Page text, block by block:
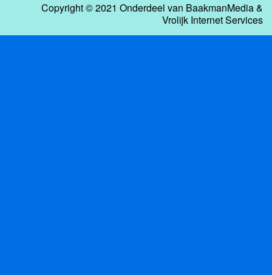
Copyright © 2021 Onderdeel van BaakmanMedia&
Vrolijk Internet Services